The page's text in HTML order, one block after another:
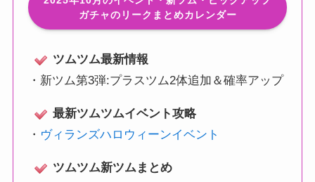
ガチャのリークまとめカレンダー
ツムツム最新情報
・ 新ツム第3弾:プラスツム2体追加＆確率アップ
最新ツムツムイベント攻略
・ ヴィランズハロウィーンイベント
ツムツム新ツムまとめ